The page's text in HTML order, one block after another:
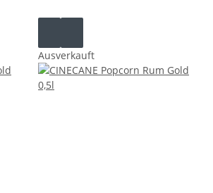
Ausverkauft